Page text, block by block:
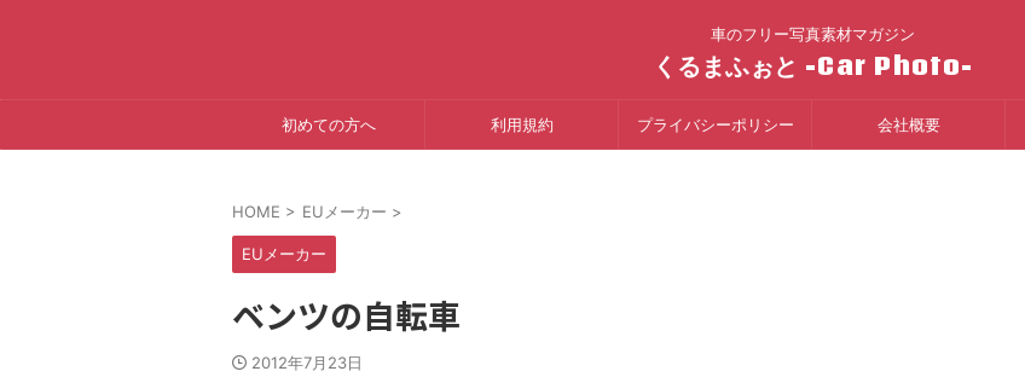
車のフリー写真素材マガジン
くるまふぉと -Car Photo-
初めての方へ 利用規約 プライバシーポリシー 会社概要
HOME > EUメーカー >
EUメーカー
ベンツの自転車
2012年7月23日